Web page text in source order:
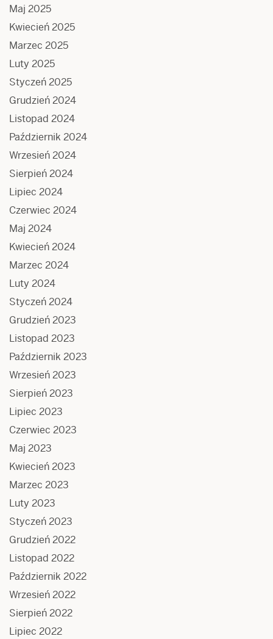
Maj 2025
Kwiecień 2025
Marzec 2025
Luty 2025
Styczeń 2025
Grudzień 2024
Listopad 2024
Październik 2024
Wrzesień 2024
Sierpień 2024
Lipiec 2024
Czerwiec 2024
Maj 2024
Kwiecień 2024
Marzec 2024
Luty 2024
Styczeń 2024
Grudzień 2023
Listopad 2023
Październik 2023
Wrzesień 2023
Sierpień 2023
Lipiec 2023
Czerwiec 2023
Maj 2023
Kwiecień 2023
Marzec 2023
Luty 2023
Styczeń 2023
Grudzień 2022
Listopad 2022
Październik 2022
Wrzesień 2022
Sierpień 2022
Lipiec 2022